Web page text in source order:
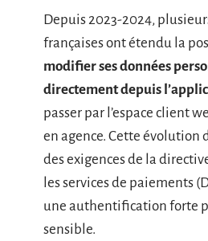
Depuis 2023-2024,
françaises ont étendu la
modifier ses données
directement depuis
passer par l’espace client
en agence. Cette évolution
des exigences de la
les services de paiements
une authentification forte
sensible.